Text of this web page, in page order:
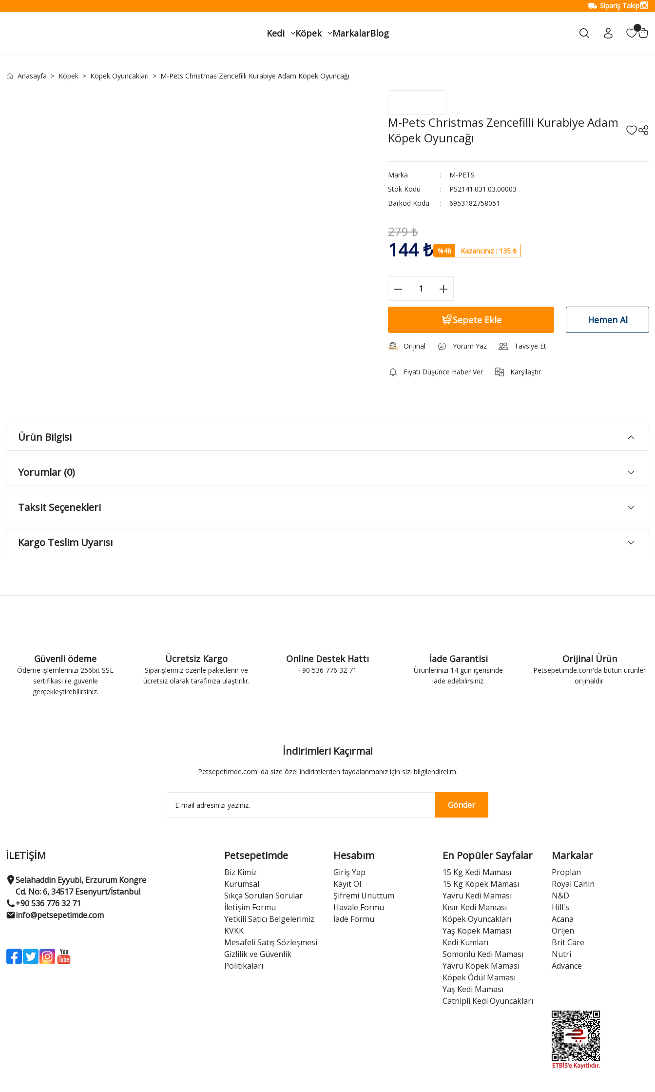
Sipariş Takip
Kedi Köpek MarkalarBlog
Anasayfa Köpek Köpek Oyuncakları M-Pets Christmas Zencefilli Kurabiye Adam Köpek Oyuncağı
M-Pets Christmas Zencefilli Kurabiye Adam
Köpek Oyuncağı
Marka
M-PETS
Stok Kodu
PS2141.031.03.00003
Barkod Kodu
6953182758051
279 ₺
144 ₺ %48 Kazancınız : 135 ₺
Sepete Ekle Hemen Al
Orijinal Yorum Yaz Tavsiye Et
Fiyatı Düşünce Haber Ver Karşılaştır
Ürün Bilgisi
Yorumlar (0)
Taksit Seçenekleri
Kargo Teslim Uyarısı
Güvenli ödeme
Ödeme işlemlerinizi 256bit SSL
sertifikası ile güvenle
gerçekleştirebilirsiniz.
Ücretsiz Kargo
Siparişleriniz özenle paketlenir ve
ücretsiz olarak tarafınıza ulaştırılır.
Online Destek Hattı
+90 536 776 32 71
İade Garantisi
Ürünlerinizi 14 gün içerisinde
iade edebilirsiniz.
Orijinal Ürün
Petsepetimde.com'da bütün ürünler
orijinaldir.
İndirimleri Kaçırma!
Petsepetimde.com' da size özel indirimlerden faydalanmanız için sizi bilgilendirelim.
Gönder
İLETİŞİM
Selahaddin Eyyubi, Erzurum Kongre
Cd. No: 6, 34517 Esenyurt/İstanbul
+90 536 776 32 71
info@petsepetimde.com
Petsepetimde
Biz Kimiz
Kurumsal
Sıkça Sorulan Sorular
İletişim Formu
Yetkili Satıcı Belgelerimiz
KVKK
Mesafeli Satış Sözleşmesi
Gizlilik ve Güvenlik
Politikaları
Hesabım
Giriş Yap
Kayıt Ol
Şifremi Unuttum
Havale Formu
İade Formu
En Popüler Sayfalar
15 Kg Kedi Maması
15 Kg Köpek Maması
Yavru Kedi Maması
Kısır Kedi Maması
Köpek Oyuncakları
Yaş Köpek Maması
Kedi Kumları
Somonlu Kedi Maması
Yavru Köpek Maması
Köpek Ödül Maması
Yaş Kedi Maması
Catnipli Kedi Oyuncakları
Markalar
Proplan
Royal Canin
N&D
Hill's
Acana
Orijen
Brit Care
Nutri
Advance